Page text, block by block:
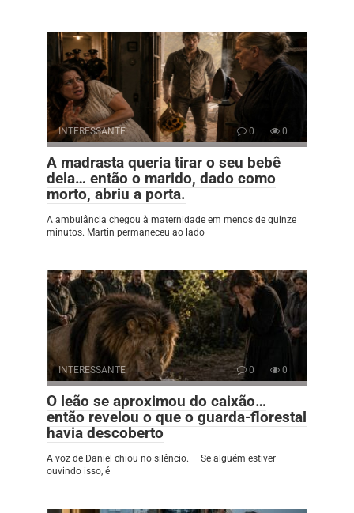
INTERESSANTE 0 0
A madrasta queria tirar o seu bebê
dela… então o marido, dado como
morto, abriu a porta.
A ambulância chegou à maternidade em menos de quinze
minutos. Martin permaneceu ao lado
INTERESSANTE 0 0
O leão se aproximou do caixão…
então revelou o que o guarda-florestal
havia descoberto
A voz de Daniel chiou no silêncio. — Se alguém estiver
ouvindo isso, é